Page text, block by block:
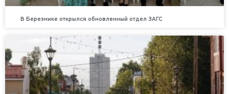
В Березнике открылся обновленный отдел ЗАГС